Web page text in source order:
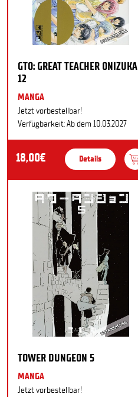
GTO: GREAT TEACHER ONIZUKA
12
MANGA
Jetzt vorbestellbar!
Verfügbarkeit: Ab dem 10.03.2027
18,00€ Details
TOWER DUNGEON 5
MANGA
Jetzt vorbestellbar!